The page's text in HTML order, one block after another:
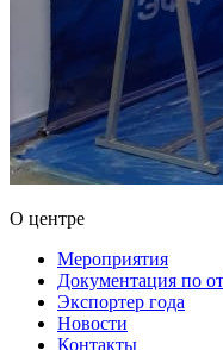
О центре
Мероприятия
Документация по
Экспортер года
Новости
Контакты